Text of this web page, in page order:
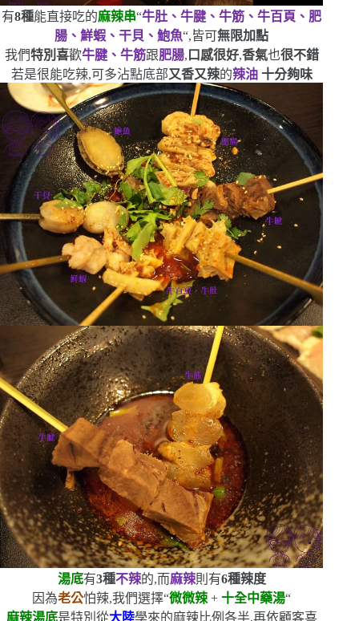
有8種能直接吃的麻辣串“牛肚、牛腱、牛筋、牛百頁、肥
腸、鮮蝦、干貝、鮑魚“,皆可無限加點
我們特別喜歡牛腱、牛筋跟肥腸, 口感很好,香氣也很不錯
若是很能吃辣,可多沾點底部又香又辣的辣油 十分夠味
湯底有3種不辣的,而麻辣則有6種辣度
因為老公怕辣,我們選擇“微微辣 +十全中藥湯“
麻辣湯底是特別從大陸學來的麻辣比例各半,再依顧客喜